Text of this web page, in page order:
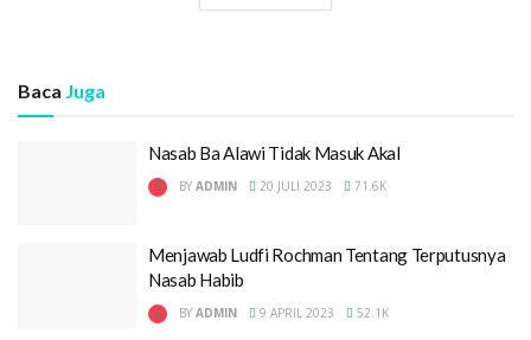
Baca Juga
Nasab Ba Alawi Tidak Masuk Akal
BY ADMIN 20 JULI 2023 71.6K
Menjawab Ludfi Rochman Tentang Terputusnya
Nasab Habib
BY ADMIN 9 APRIL 2023 52.1K